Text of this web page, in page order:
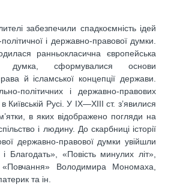
забезпечили спадкоємність ідей
і державно-правової думки.
ранньокласична європейська
думка, сформувалися основи
й ісламської концепції держави.
політичних і державно-правових
Київській Русі. У IX—XIII ст. з’явилися
в яких відображено погляди на
і людину. До скарбниці історії
державно-правової думки увійшли
Благодать», «Повість минулих літ»,
Володимира Мономаха,
та ін.